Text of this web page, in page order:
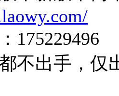
175229496
不出手，仅